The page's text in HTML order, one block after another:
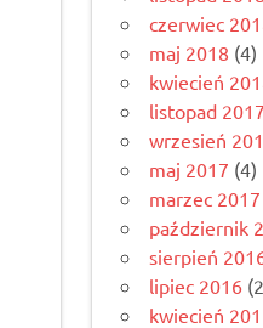
czerwiec
maj 2018 (4)
kwiecień
listopad 2017
wrzesień
maj 2017 (4)
marzec 2017
październik
sierpień
lipiec 2016
kwiecień